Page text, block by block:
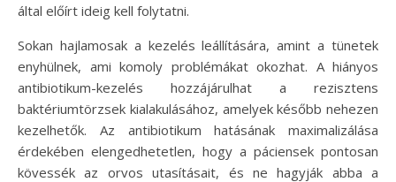
által előírt ideig kell folytatni.
Sokan hajlamosak a kezelés leállítására, amint a tünetek
enyhülnek, ami komoly problémákat okozhat. A hiányos
antibiotikum-kezelés hozzájárulhat a rezisztens
baktériumtörzsek kialakulásához, amelyek később nehezen
kezelhetők. Az antibiotikum hatásának maximalizálása
érdekében elengedhetetlen, hogy a páciensek pontosan
kövessék az orvos utasításait, és ne hagyják abba a